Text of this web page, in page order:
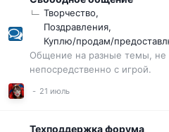
Творчество
Поздравления
Куплю/продам/
Общение на разные темы, не
непосредственно с игрой.
Техподдержка форума